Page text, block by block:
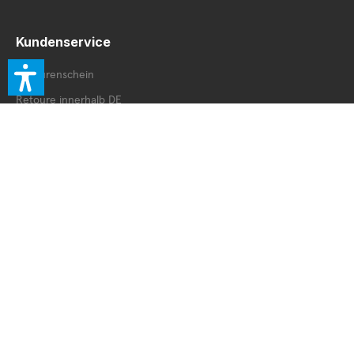
Kundenservice
Retourenschein
Retoure innerhalb DE